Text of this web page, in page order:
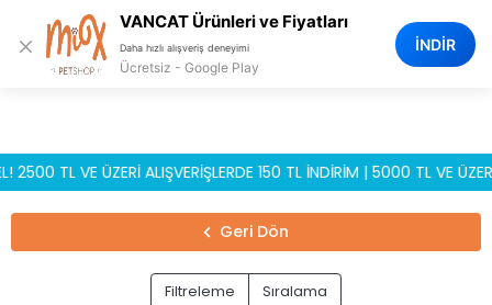
TL VE ÜZERİ ALIŞVERİŞLERDE 150 TL İNDİRİM | 5000 TL VE
0
Geri Dön
Filtreleme Sıralama
×
VANCAT Ürünleri ve Fiyatları
Daha hızlı alışveriş deneyimi
Ücretsiz - Google Play
İNDİR